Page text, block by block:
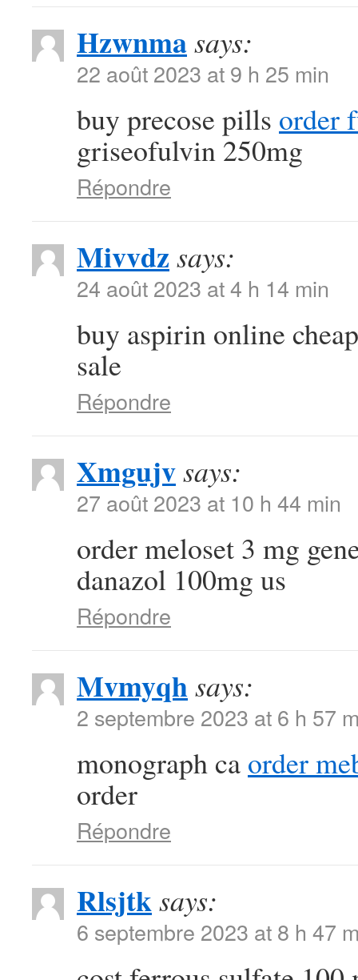
Hzwnmasays:
22 août 2023 at 9 h 25 min
buy precose pills order
griseofulvin 250mg
Répondre
Mivvdz says:
24 août 2023 at 4 h 14 min
buy aspirin online
sale
Répondre
Xmgujvsays:
27 août 2023 at 10 h 44 min
order meloset 3 mg
danazol 100mg us
Répondre
Mvmyqhsays:
2 septembre 2023 at 6 h 57
monograph ca order
order
Répondre
Rlsjtksays:
6 septembre 2023 at 8 h 47